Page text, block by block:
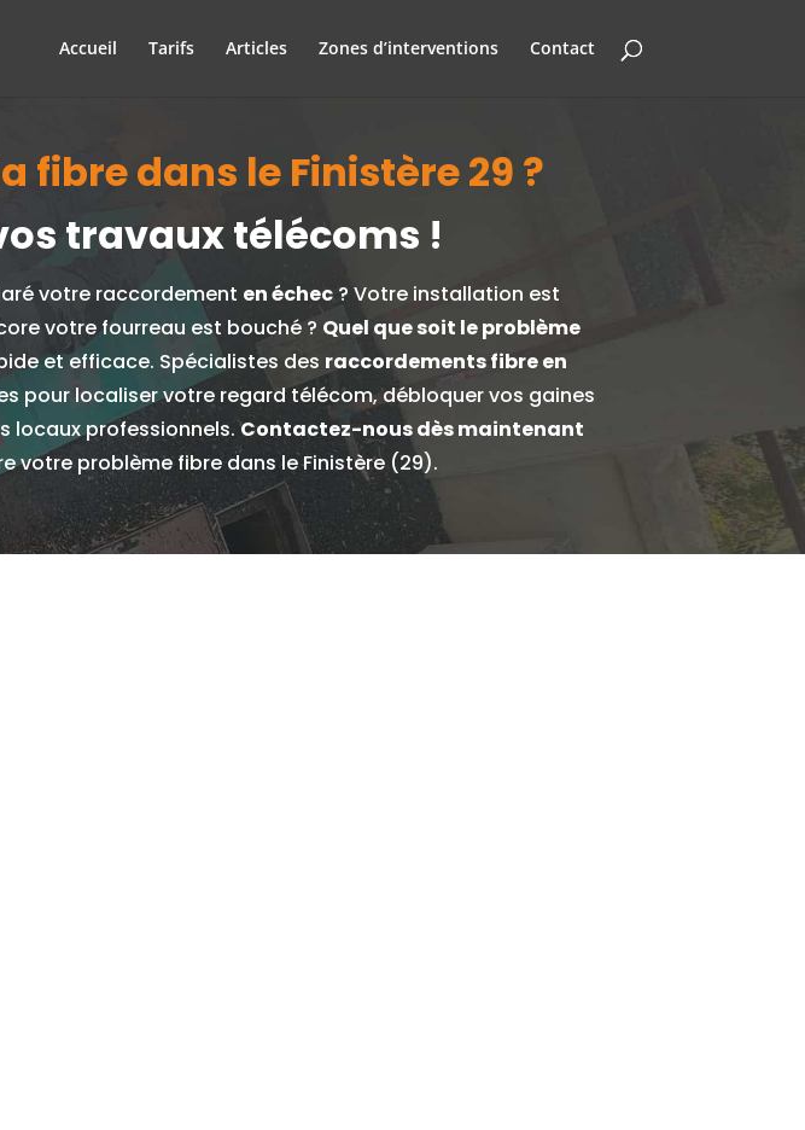
Accueil Tarifs Articles Zones d’interventions Contact
fibre dans le Finistère 29 ?
travaux télécoms !
votre raccordement en échec ? Votre installation est
votre fourreau est bouché ? Quel que soit le problème
et efficace. Spécialistes des raccordements fibre en
pour localiser votre regard télécom, débloquer vos gaines
locaux professionnels.Contactez-nous dès maintenant
votre problème fibre dans le Finistère (29).